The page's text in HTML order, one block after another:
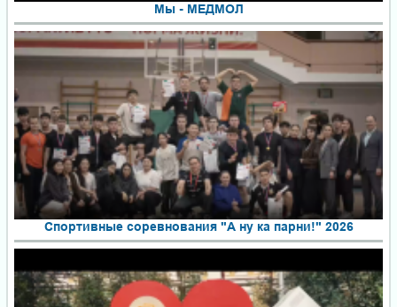
Мы - МЕДМОЛ
Спортивные соревнования "А ну ка парни!" 2026